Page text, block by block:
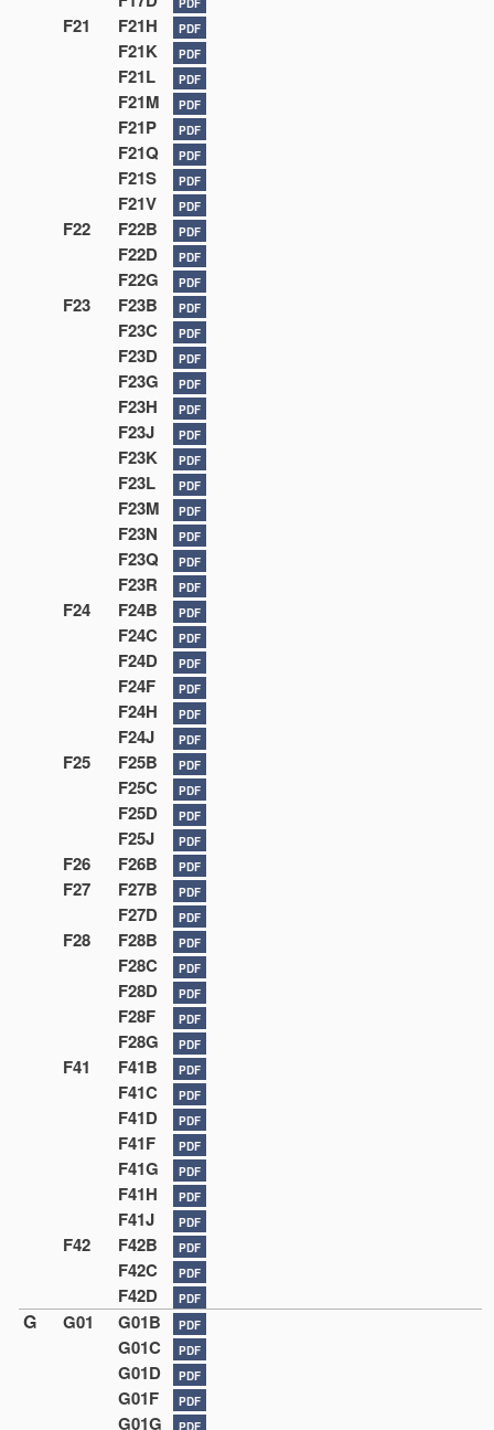
PDF
F21 F21H PDF
F21K PDF
F21L PDF
F21M PDF
F21P PDF
F21Q PDF
F21S PDF
F21V PDF
F22 F22B PDF
F22D PDF
F22G PDF
F23 F23B PDF
F23C PDF
F23D PDF
F23G PDF
F23H PDF
F23J PDF
F23K PDF
F23L PDF
F23M PDF
F23N PDF
F23Q PDF
F23R PDF
F24 F24B PDF
F24C PDF
F24D PDF
F24F PDF
F24H PDF
F24J PDF
F25 F25B PDF
F25C PDF
F25D PDF
F25J PDF
F26 F26B PDF
F27 F27B PDF
F27D PDF
F28 F28B PDF
F28C PDF
F28D PDF
F28F PDF
F28G PDF
F41 F41B PDF
F41C PDF
F41D PDF
F41F PDF
F41G PDF
F41H PDF
F41J PDF
F42 F42B PDF
F42C PDF
F42D PDF
G G01 G01B PDF
G01C PDF
G01D PDF
G01F PDF
G01G PDF